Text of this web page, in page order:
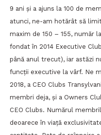
9 ani și a ajuns la 100 de
atunci, ne-am hotărât să
maxim de 150 – 155, număr
fondat în 2014 Executive
până anul trecut), iar astăzi
funcții executive la vârf. Ne
2018, a CEO Clubs
membri deja, și a Owners
CEO Clubs. Numărul
deoarece în viață